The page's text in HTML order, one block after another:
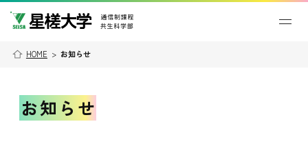
HOME > お知らせ
お知らせ